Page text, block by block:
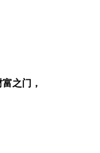
之门，